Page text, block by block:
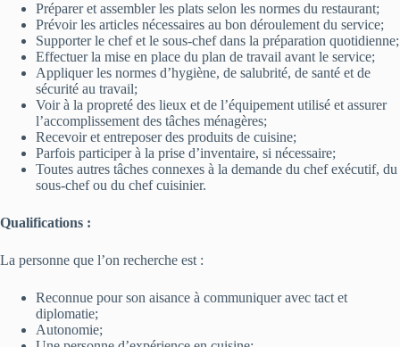
Préparer et assembler les plats selon les normes du restaurant;
Prévoir les articles nécessaires au bon déroulement du service;
Supporter le chef et le sous-chef dans la préparation quotidienne;
Effectuer la mise en place du plan de travail avant le service;
Appliquer les normes d’hygiène, de salubrité, de santé et de
sécurité au travail;
Voir à la propreté des lieux et de l’équipement utilisé et assurer
l’accomplissement des tâches ménagères;
Recevoir et entreposer des produits de cuisine;
Parfois participer à la prise d’inventaire, si nécessaire;
Toutes autres tâches connexes à la demande du chef exécutif, du
sous-chef ou du chef cuisinier.
Qualifications :
La personne que l’on recherche est :
Reconnue pour son aisance à communiquer avec tact et
diplomatie;
Autonomie;